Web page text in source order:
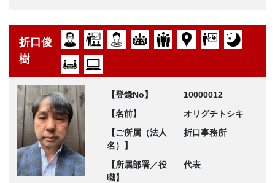
折口俊
樹
【登録No】
10000012
【名前】
オリグチトシキ
【ご所属（法人
名）】
折口事務所
【所属部署／役
職】
代表